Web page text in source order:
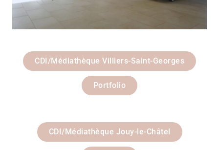
CDI/Médiathèque Villiers-Saint-Georges
Portfolio
CDI/Médiathèque Jouy-le-Châtel